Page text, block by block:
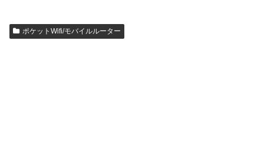
ポケットWifi/モバイルルーター